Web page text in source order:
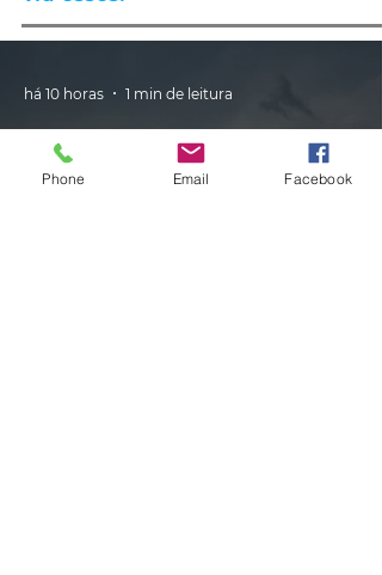
há 10 horas 1 min de leitura
Phone Email Facebook